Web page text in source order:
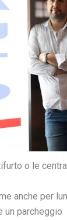
o le
anche per
un parcheggio